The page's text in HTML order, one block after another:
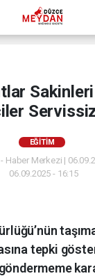
EĞITIM
Haber Merkezi |
06.09.2025 - 16:15
tepki